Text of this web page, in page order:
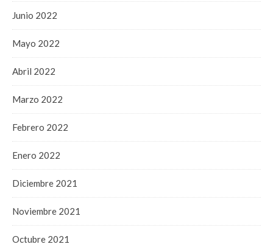
Junio 2022
Mayo 2022
Abril 2022
Marzo 2022
Febrero 2022
Enero 2022
Diciembre 2021
Noviembre 2021
Octubre 2021